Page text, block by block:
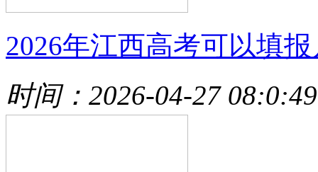
2026年江西高考可以填
时间：2026-04-27 08:0:49